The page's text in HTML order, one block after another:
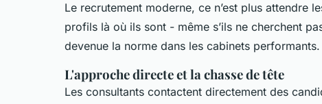
Le recrutement moderne, ce n’est plus attendre
profils là où ils sont - même s’ils ne cherchent
devenue la norme dans les cabinets performants.
L'approche directe et la chasse de tête
Les consultants contactent directement des